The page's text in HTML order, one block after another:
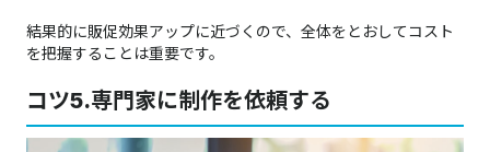
結果的に販促効果アップに近づくので、全体をとおしてコスト
を把握することは重要です。
コツ5.専門家に制作を依頼する